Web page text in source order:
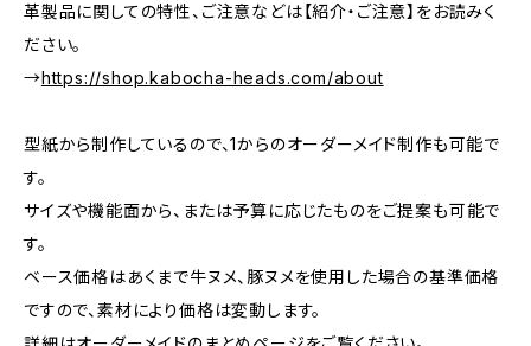
革製品に関しての特性、ご注意などは【紹介・ご注意】をお読みく
ださい。
→https://shop.kabocha-heads.com/about
型紙から制作しているので、1からのオーダーメイド制作も可能で
す。
サイズや機能面から、または予算に応じたものをご提案も可能で
す。
ベース価格はあくまで牛ヌメ、豚ヌメを使用した場合の基準価格
ですので、素材により価格は変動します。